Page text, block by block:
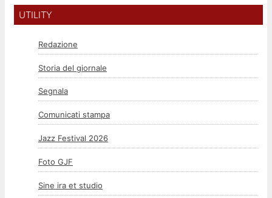
UTILITY
Redazione
Storia del giornale
Segnala
Comunicati stampa
Jazz Festival 2026
Foto GJF
Sine ira et studio